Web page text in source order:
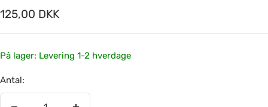
Salgspris
125,00 DKK
På lager: Levering 1-2 hverdage
Antal: